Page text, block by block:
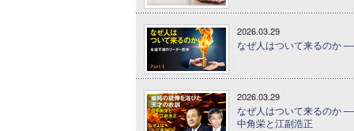
2026.03.29
なぜ人はついて来るのか
2026.03.29
なぜ人はついて来るのか
中角栄と江副浩正